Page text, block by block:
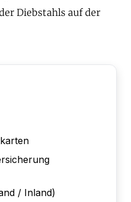
Diebstahls auf der
/ Inland)